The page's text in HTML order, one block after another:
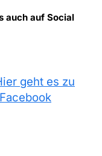
auch auf Social
geht es zu
Facebook